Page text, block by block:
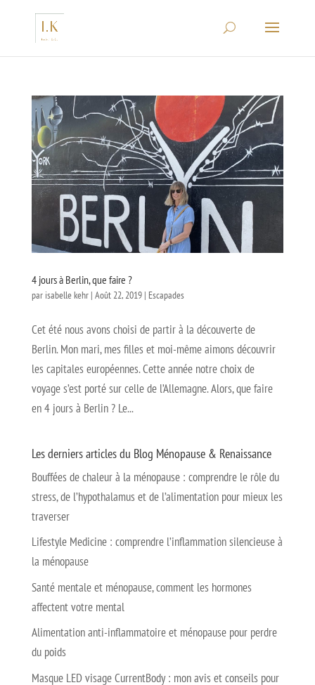
4 jours à Berlin, que faire ?
par isabelle kehr| Août 22, 2019| Escapades
Cet été nous avons choisi de partir à la découverte de
Berlin. Mon mari, mes filles et moi-même aimons découvrir
les capitales européennes. Cette année notre choix de
voyage s’est porté sur celle de l’Allemagne. Alors, que faire
en 4 jours à Berlin ? Le...
Les derniers articles du Blog Ménopause & Renaissance
Bouffées de chaleur à la ménopause : comprendre le rôle du
stress, de l’hypothalamus et de l’alimentation pour mieux les
traverser
Lifestyle Medicine : comprendre l’inflammation silencieuse à
la ménopause
Santé mentale et ménopause, comment les hormones
affectent votre mental
Alimentation anti-inflammatoire et ménopause pour perdre
du poids
Masque LED visage CurrentBody : mon avis et conseils pour